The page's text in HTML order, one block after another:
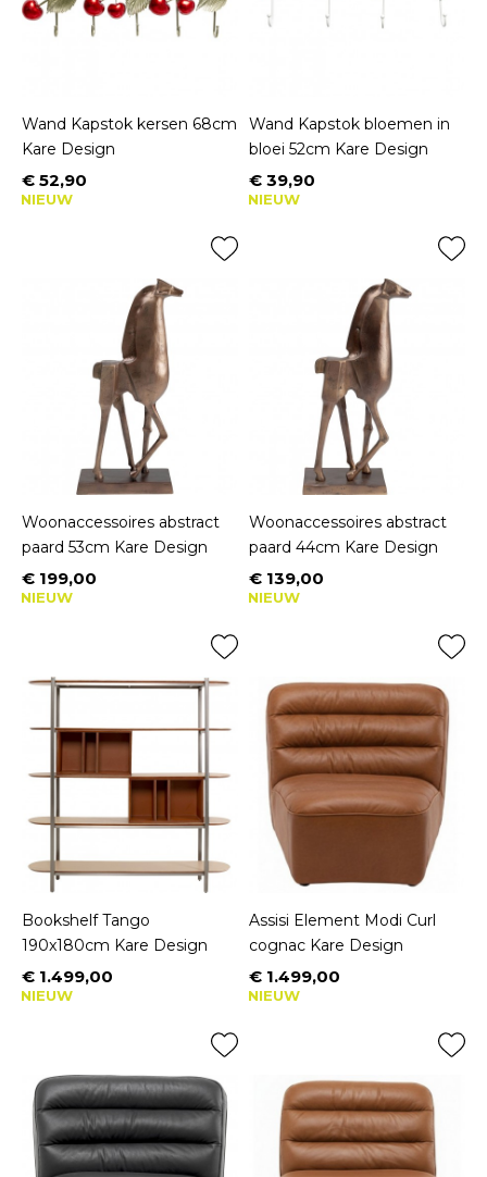
Wand Kapstok kersen 68cm
Kare Design
Prijs
€ 52,90
NIEUW
Wand Kapstok bloemen in
bloei 52cm Kare Design
Prijs
€ 39,90
NIEUW
Woonaccessoires abstract
paard 53cm Kare Design
Prijs
€ 199,00
NIEUW
Woonaccessoires abstract
paard 44cm Kare Design
Prijs
€ 139,00
NIEUW
Bookshelf Tango
190x180cm Kare Design
Prijs
€ 1.499,00
NIEUW
Assisi Element Modi Curl
cognac Kare Design
Prijs
€ 1.499,00
NIEUW